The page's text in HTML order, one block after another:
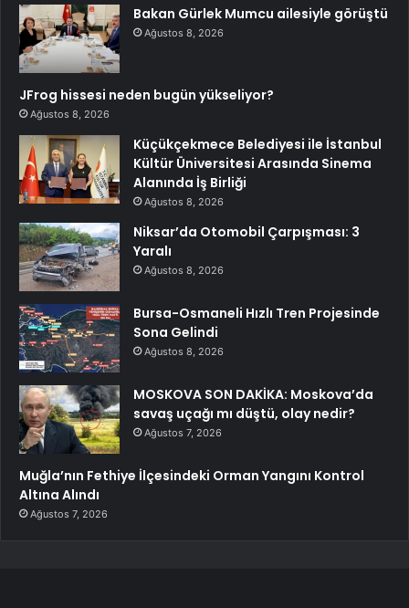
Bakan Gürlek Mumcu ailesiyle görüştü
Ağustos 8, 2026
JFrog hissesi neden bugün yükseliyor?
Ağustos 8, 2026
Küçükçekmece Belediyesi ile İstanbul
Kültür Üniversitesi Arasında Sinema
Alanında İş Birliği
Ağustos 8, 2026
Niksar’da Otomobil Çarpışması: 3
Yaralı
Ağustos 8, 2026
Bursa-Osmaneli Hızlı Tren Projesinde
Sona Gelindi
Ağustos 8, 2026
MOSKOVA SON DAKİKA: Moskova’da
savaş uçağı mı düştü, olay nedir?
Ağustos 7, 2026
Muğla’nın Fethiye İlçesindeki Orman Yangını Kontrol
Altına Alındı
Ağustos 7, 2026